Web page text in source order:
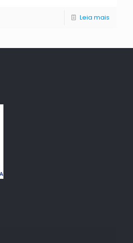
Leia mais